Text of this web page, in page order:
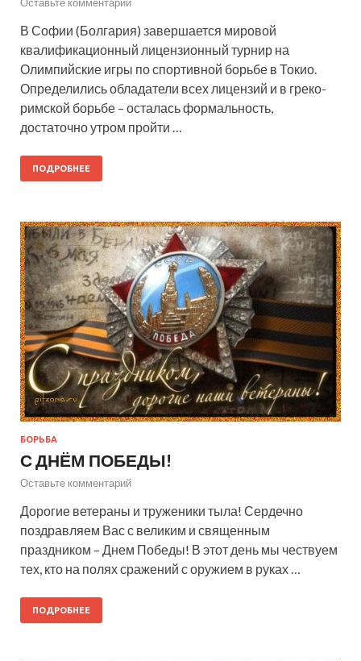
В Софии (Болгария) завершается мировой
квалификационный лицензионный турнир на
Олимпийские игры по спортивной борьбе в Токио.
Определились обладатели всех лицензий и в греко-
римской борьбе – осталась формальность,
достаточно утром пройти …
ПОДРОБНЕЕ
БОРЬБА
С ДНЁМ ПОБЕДЫ!
Оставьте комментарий
Дорогие ветераны и труженики тыла! Сердечно
поздравляем Вас с великим и священным
праздником – Днем Победы! В этот день мы чествуем
тех, кто на полях сражений с оружием в руках …
ПОДРОБНЕЕ